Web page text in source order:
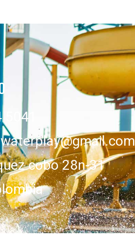
5041
cobo 28n-31